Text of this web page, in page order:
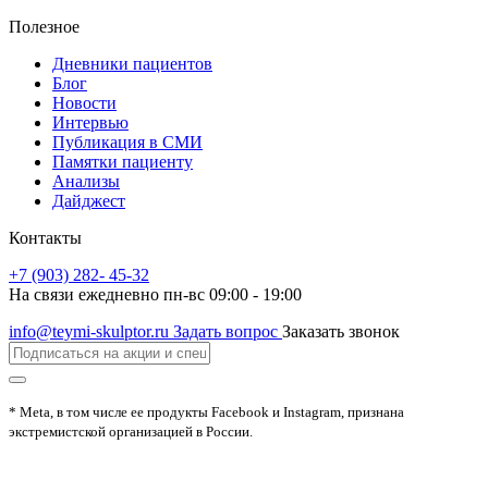
Полезное
Дневники пациентов
Блог
Новости
Интервью
Публикация в СМИ
Памятки пациенту
Анализы
Дайджест
Контакты
+7 (903) 282- 45-32
На связи ежедневно пн-вс 09:00 - 19:00
info@teymi-skulptor.ru Задать вопрос Заказать звонок
* Meta, в том числе ее продукты Facebook и Instagram, признана
экстремистской организацией в России.